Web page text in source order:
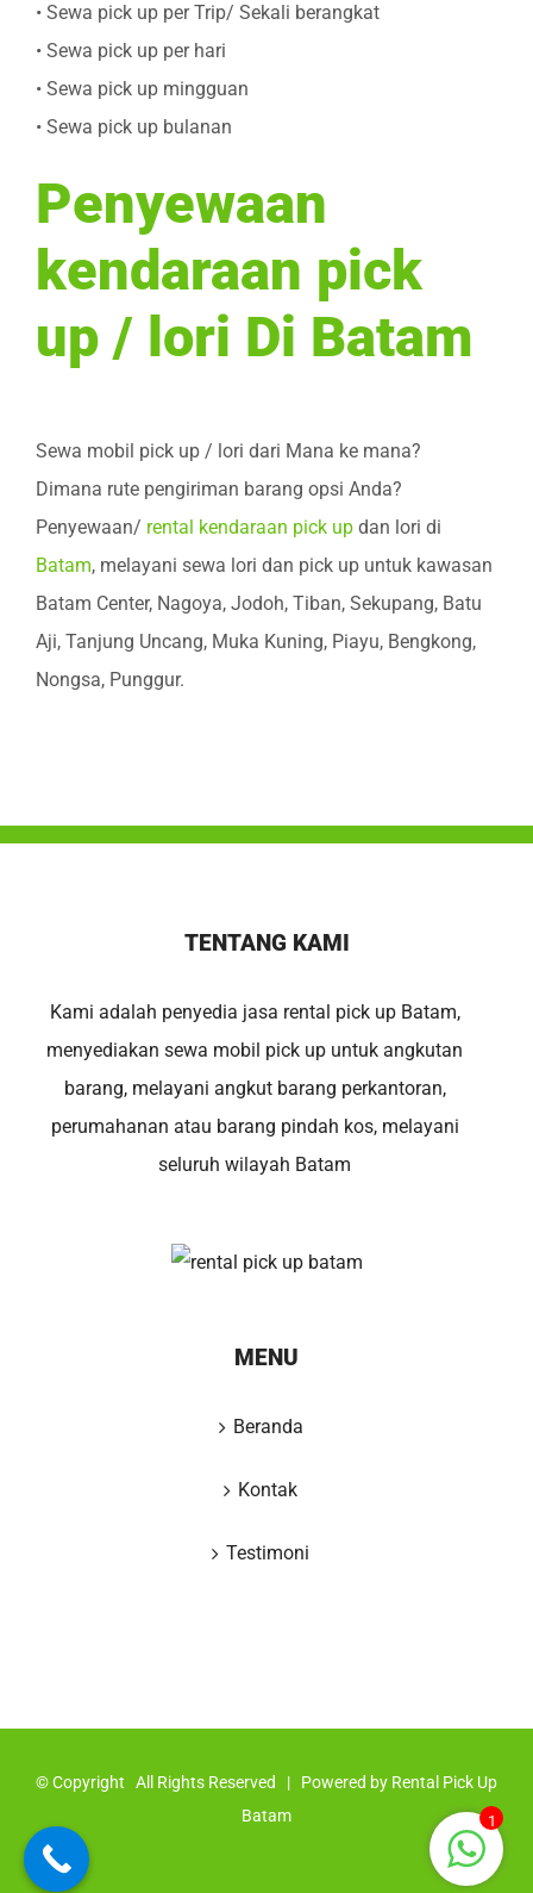
• Sewa pick up per Trip/ Sekali berangkat
• Sewa pick up per hari
• Sewa pick up mingguan
• Sewa pick up bulanan
Penyewaan
kendaraan pick
up / lori Di Batam
Sewa mobil pick up / lori dari Mana ke mana?
Dimana rute pengiriman barang opsi Anda?
Penyewaan/ rental kendaraan pick up dan lori di
Batam, melayani sewa lori dan pick up untuk kawasan
Batam Center, Nagoya, Jodoh, Tiban, Sekupang, Batu
Aji, Tanjung Uncang, Muka Kuning, Piayu, Bengkong,
Nongsa, Punggur.
TENTANG KAMI
Kami adalah penyedia jasa rental pick up Batam,
menyediakan sewa mobil pick up untuk angkutan
barang, melayani angkut barang perkantoran,
perumahanan atau barang pindah kos, melayani
seluruh wilayah Batam
MENU
Beranda
Kontak
Testimoni
© Copyright All Rights Reserved | Powered by Rental Pick Up
Batam
1